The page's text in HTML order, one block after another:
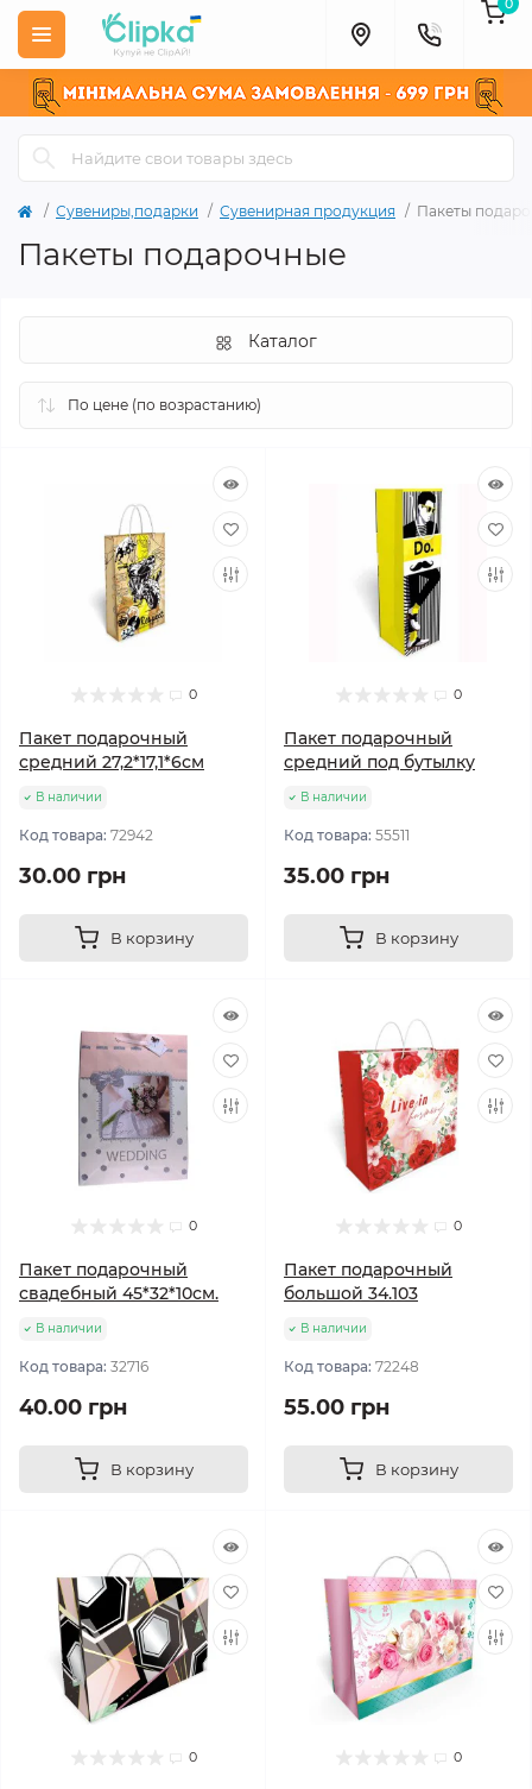
Сувениры,подарки Сувенирная продукция Пакеты
Пакеты подарочные
Каталог
0
Пакет подарочный
средний 27,2*17,1*6см
В наличии
Код товара: 72942
30.00 грн
В корзину
0
Пакет подарочный
средний под бутылку
В наличии
Код товара: 55511
35.00 грн
В корзину
0
Пакет подарочный
свадебный 45*32*10см.
В наличии
Код товара: 32716
40.00 грн
В корзину
0
Пакет подарочный
большой 34.103
В наличии
Код товара: 72248
55.00 грн
В корзину
0 0